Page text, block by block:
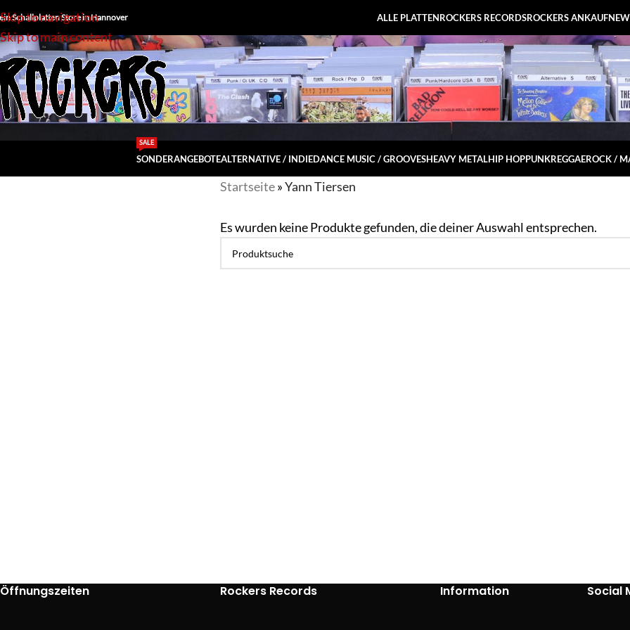
Skip to navigation
Skip to main content
Schallplatten Store in Hannover ALLE PLATTENROCKERS RECORDSROCKERS ANKAUF
SONDERANGEBOTE
SALE
ALTERNATIVE / INDIEDANCE MUSIC / GROOVESHEAVY METALHIP HOPPUNKREGGAEROCK /
Startseite»Yann Tiersen
Es wurden keine Produkte gefunden, die deiner Auswahl entsprechen.
Öffnungszeiten Rockers Records Information Social